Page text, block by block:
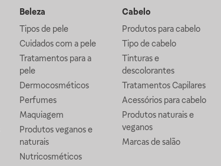
Beleza
Tipos de pele
Cuidados com a pele
Tratamentos para a
pele
Dermocosméticos
Perfumes
Maquiagem
Produtos veganos e
naturais
Nutricosméticos
Cabelo
Produtos para cabelo
Tipo de cabelo
Tinturas e
descolorantes
Tratamentos Capilares
Acessórios para cabelo
Produtos naturais e
veganos
Marcas de salão